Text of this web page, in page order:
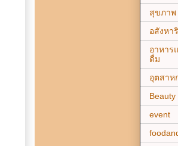
สุขภาพ
อสังหา
อาหาร
ดื่ม
อุตสาห
Beauty
event